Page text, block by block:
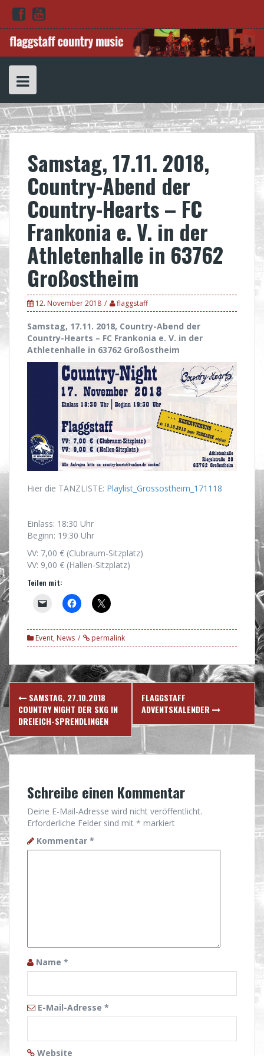
Skip
content
Folge
uns
auf
Facebook
Unser
Youtube
Channel
Samstag, 17.11. 2018,
Country-Abend der
Country-Hearts – FC
Frankonia e. V. in der
Athletenhalle in 63762
Großostheim
12. November 2018 flaggstaff
Samstag, 17.11. 2018, Country-Abend der
Country-Hearts – FC Frankonia e. V. in der
Athletenhalle in 63762 Großostheim
Hier die TANZLISTE: Playlist_Grossostheim_171118
Einlass: 18:30 Uhr
Beginn: 19:30 Uhr
VV: 7,00 € (Clubraum-Sitzplatz)
VV: 9,00 € (Hallen-Sitzplatz)
Teilen mit:
Event, News permalink
Post
navigation
SAMSTAG, 27.10.2018
COUNTRY NIGHT DER SKG IN
DREIEICH-SPRENDLINGEN
FLAGGSTAFF
ADVENTSKALENDER
Schreibe einen Kommentar
Deine E-Mail-Adresse wird nicht veröffentlicht.
Erforderliche Felder sind mit * markiert
Kommentar *
Name *
E-Mail-Adresse *
Website